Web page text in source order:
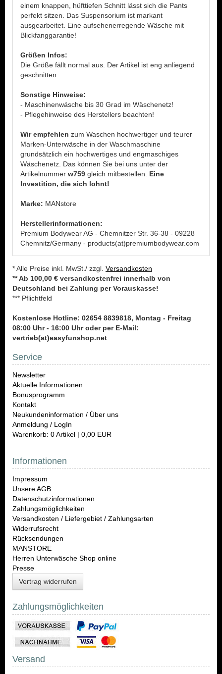
einem knappen, hüfttiefen Schnitt lässt sich die Pants
perfekt sitzen. Das Suspensorium ist markant
ausgearbeitet. Eine aufsehenerregende Wäsche mit
Blickfanggarantie!
Größen Infos:
Die Größe fällt normal aus. Der Artikel ist eng anliegend
geschnitten.
Sonstige Hinweise:
- Maschinenwäsche bis 30 Grad im Wäschenetz!
- Pflegehinweise des Herstellers beachten!
Wir empfehlen zum Waschen hochwertiger und teurer
Marken-Unterwäsche in der Waschmaschine
grundsätzlich ein hochwertiges und engmaschiges
Wäschenetz. Das können Sie bei uns unter der
Artikelnummer w759 gleich mitbestellen. Eine
Investition, die sich lohnt!
Marke: MANstore
Herstellerinformationen:
Premium Bodywear AG - Chemnitzer Str. 36-38 - 09228
Chemnitz/Germany - products(at)premiumbodywear.com
* Alle Preise inkl. MwSt./ zzgl. Versandkosten
** Ab 100,00 € versandkostenfrei innerhalb von
Deutschland bei Zahlung per Vorauskasse!
*** Pflichtfeld
Kostenlose Hotline: 02654 8839818, Montag - Freitag
08:00 Uhr - 16:00 Uhr oder per E-Mail:
vertrieb(at)easyfunshop.net
Service
Newsletter
Aktuelle Informationen
Bonusprogramm
Kontakt
Neukundeninformation / Über uns
Anmeldung / LogIn
Warenkorb: 0 Artikel | 0,00 EUR
Informationen
Impressum
Unsere AGB
Datenschutzinformationen
Zahlungsmöglichkeiten
Versandkosten / Liefergebiet / Zahlungsarten
Widerrufsrecht
Rücksendungen
MANSTORE
Herren Unterwäsche Shop online
Presse
Vertrag widerrufen
Zahlungsmöglichkeiten
Versand